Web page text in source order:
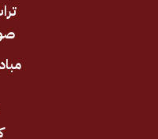
تراث الجولان
صوت الناس
مبادرات مدنية